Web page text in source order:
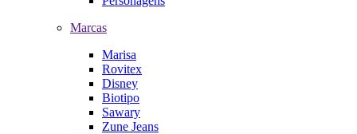
Marcas
Marisa
Rovitex
Disney
Biotipo
Sawary
Zune Jeans